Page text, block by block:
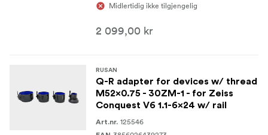
Midlertidig ikke tilgjengelig
2 099,00 kr
RUSAN
Q-R adapter for devices w/ thread
M52x0.75 - 30ZM-1 - for Zeiss
Conquest V6 1.1-6x24 w/ rail
Art.nr. 125546